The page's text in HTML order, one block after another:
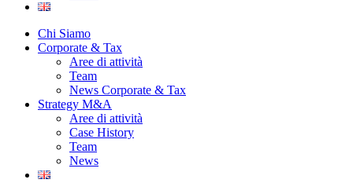
Chi Siamo
Corporate & Tax
Aree di attività
Team
News Corporate & Tax
Strategy M&A
Aree di attività
Case History
Team
News